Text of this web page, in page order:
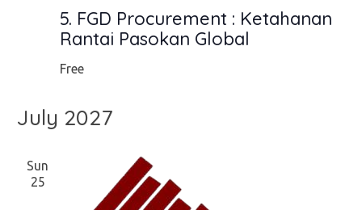
5. FGD Procurement : Ketahanan
Rantai Pasokan Global
Free
July 2027
Sun
25